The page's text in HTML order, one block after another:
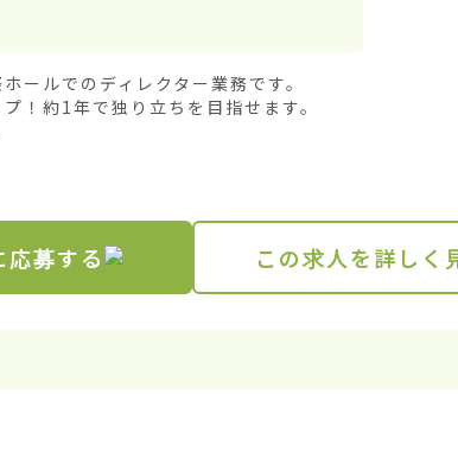
ールでのディレクター業務です。
！約1年で独り立ちを目指せます。
応募する この求人を詳しく